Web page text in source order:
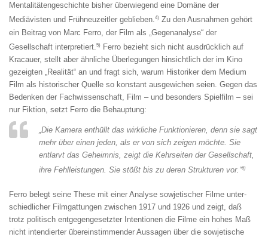
Mentalitätengeschichte bisher überwiegend eine Domäne der
Mediävisten und Frühneuzeitler geblieben.4) Zu den Ausnahmen gehört
ein Beitrag von Marc Ferro, der Film als „Gegenanalyse“ der
Gesellschaft interpretiert.5)
Ferro bezieht sich nicht ausdrücklich auf
Kracauer, stellt aber ähnliche Überlegungen hinsichtlich der im Kino
gezeigten „Realität“ an und fragt sich, warum Historiker dem Medium
Film als historischer Quelle so konstant ausgewichen seien. Gegen das
Bedenken der Fachwissenschaft, Film – und besonders Spielfilm – sei
nur Fiktion, setzt Ferro die Behauptung:
„Die Kamera enthüllt das wirkliche Funktionieren, denn sie sagt
mehr über einen jeden, als er von sich zeigen möchte. Sie
entlarvt das Geheim­nis, zeigt die Kehrseiten der Gesellschaft,
ihre Fehlleistungen. Sie stößt bis zu deren Strukturen vor.“6)
Ferro belegt seine These mit einer Analyse sowjetischer Filme unter­
schiedlicher Filmgattungen zwischen 1917 und 1926 und zeigt, daß
trotz politisch entgegengesetzter Intentionen die Filme ein hohes Maß
nicht in­tendierter übereinstimmender Aussagen über die sowjetische